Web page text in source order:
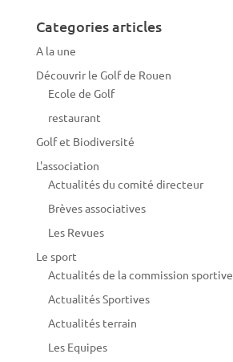
Categories articles
A la une
Découvrir le Golf de Rouen
Ecole de Golf
restaurant
Golf et Biodiversité
L'association
Actualités du comité directeur
Brèves associatives
Les Revues
Le sport
Actualités de la commission sportive
Actualités Sportives
Actualités terrain
Les Equipes